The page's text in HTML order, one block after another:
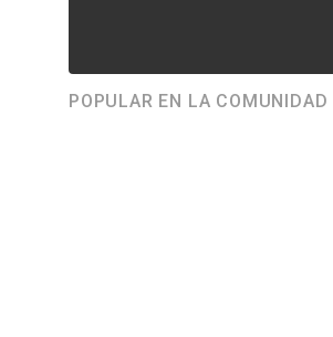
POPULAR EN LA COMUNIDAD